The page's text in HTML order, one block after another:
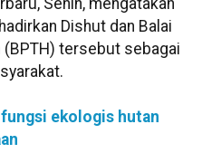
Senin, mengatakan
Dishut dan Balai
(BPTH) tersebut sebagai
ekologis hutan